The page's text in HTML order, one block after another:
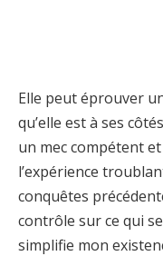
Elle peut éprouver
qu’elle est à ses
un mec compétent
l’expérience
conquêtes
contrôle sur ce qui
simplifie mon